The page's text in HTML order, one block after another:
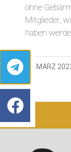
ohne
Mitglieder,
haben
11. MÄRZ